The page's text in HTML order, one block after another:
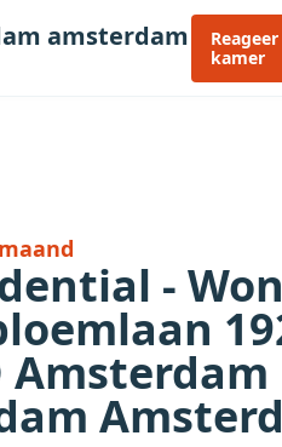
amsterdam
kamer
-
Amsterdam